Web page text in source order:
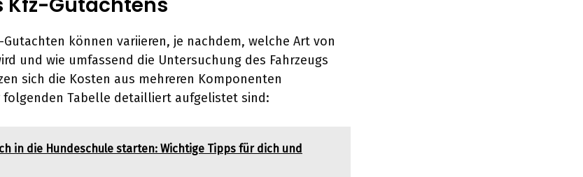
Gutachten können variieren, je nachdem, welche Art von
und wie umfassend die Untersuchung des Fahrzeugs
sich die Kosten aus mehreren Komponenten
folgenden Tabelle detailliert aufgelistet sind:
in die Hundeschule starten: Wichtige Tipps für dich und